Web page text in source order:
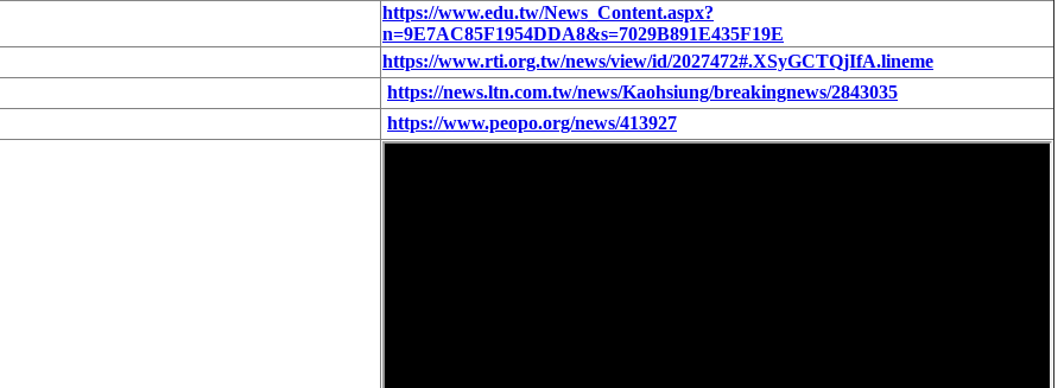
https://www.edu.tw/News_Content.aspx?
n=9E7AC85F1954DDA8&s=7029B891E435F19E
https://www.rti.org.tw/news/view/id/2027472#.XSyGCTQjIfA.lineme
https://news.ltn.com.tw/news/Kaohsiung/breakingnews/2843035
https://www.peopo.org/news/413927